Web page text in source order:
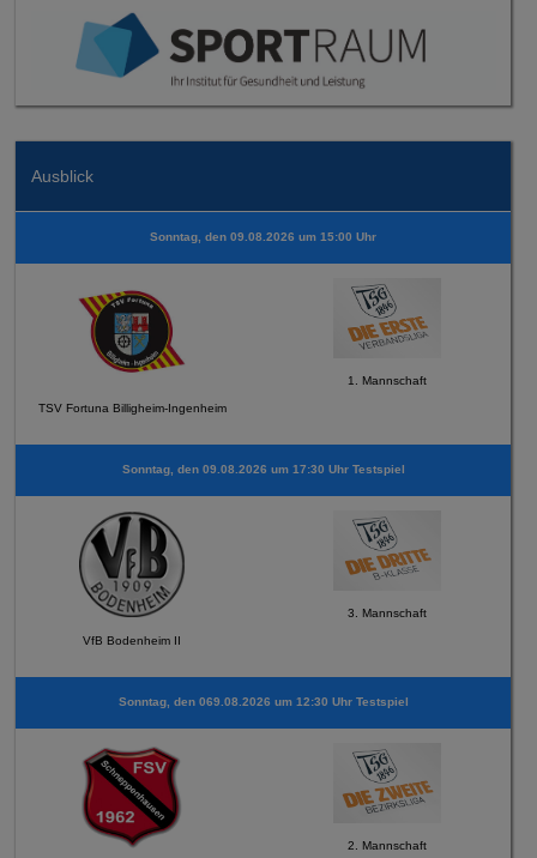
Ausblick
Sonntag, den 09.08.2026 um 15:00 Uhr
TSV Fortuna Billigheim-Ingenheim
1. Mannschaft
Sonntag, den 09.08.2026 um 17:30 Uhr Testspiel
VfB Bodenheim II
3. Mannschaft
Sonntag, den 069.08.2026 um 12:30 Uhr Testspiel
2. Mannschaft